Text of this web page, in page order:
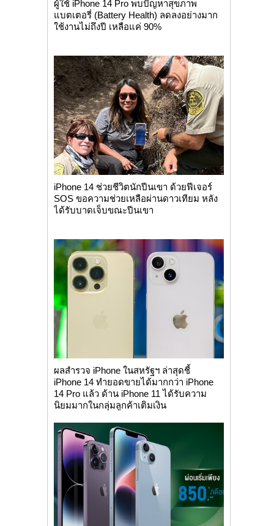
ผู้ใช้ iPhone 14 Pro พบปัญหาสุขภาพ
แบตเตอรี่ (Battery Health) ลดลงอย่างมาก
ใช้งานไม่ถึงปี เหลือแค่ 90%
iPhone 14 ช่วยชีวิตนักปีนเขา ด้วยฟีเจอร์
SOS ขอความช่วยเหลือผ่านดาวเทียม หลัง
ได้รับบาดเจ็บขณะปีนเขา
ผลสำรวจ iPhone ในสหรัฐฯ ล่าสุดชี้
iPhone 14 ทำยอดขายได้มากกว่า iPhone
14 Pro แล้ว ด้าน iPhone 11 ได้รับความ
นิยมมากในกลุ่มลูกค้าเติมเงิน